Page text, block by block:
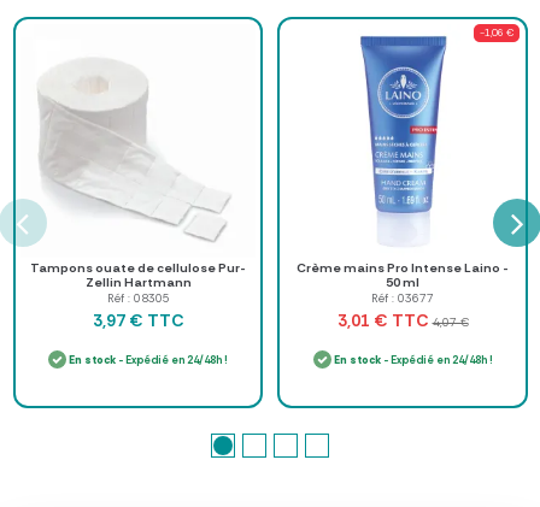
Tampons ouate de cellulose Pur-
Zellin Hartmann
Réf : 08305
3,97 € TTC
En stock - Expédié en 24/48h !
-1,06 €
Crème mains Pro Intense Laino -
50 ml
Réf : 03677
3,01 € TTC 4,07 €
En stock- Expédié en 24/48h !